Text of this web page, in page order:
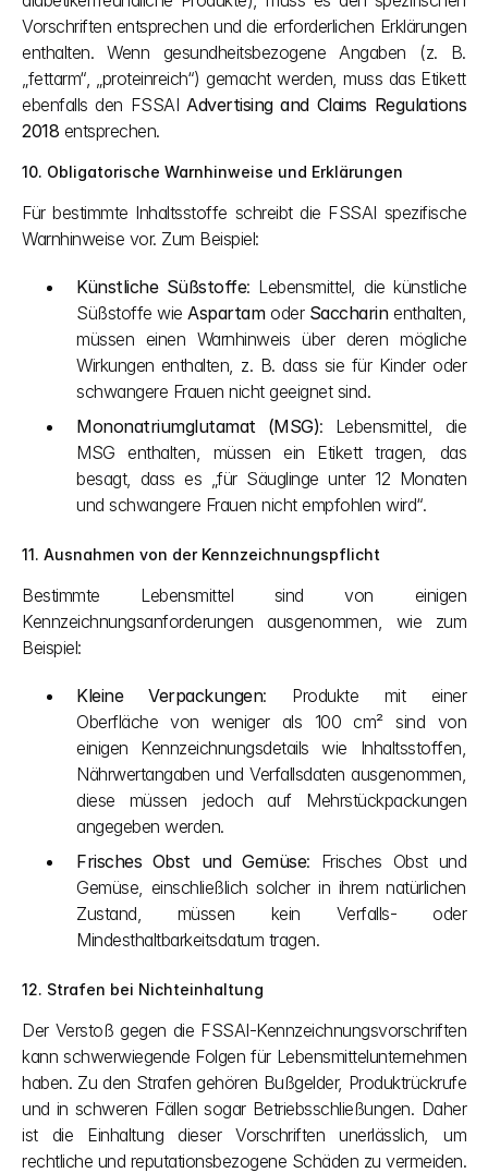
Vorschriften entsprechen und die erforderlichen Erklärungen
enthalten. Wenn gesundheitsbezogene Angaben (z. B.
„fettarm“, „proteinreich“) gemacht werden, muss das Etikett
ebenfalls den FSSAI Advertising and Claims Regulations
2018 entsprechen.
10. Obligatorische Warnhinweise und Erklärungen
Für bestimmte Inhaltsstoffe schreibt die FSSAI spezifische
Warnhinweise vor. Zum Beispiel:
Künstliche Süßstoffe: Lebensmittel, die künstliche
Süßstoffe wie Aspartam oder Saccharin enthalten,
müssen einen Warnhinweis über deren mögliche
Wirkungen enthalten, z. B. dass sie für Kinder oder
schwangere Frauen nicht geeignet sind.
Mononatriumglutamat (MSG): Lebensmittel, die
MSG enthalten, müssen ein Etikett tragen, das
besagt, dass es „für Säuglinge unter 12 Monaten
und schwangere Frauen nicht empfohlen wird“.
11. Ausnahmen von der Kennzeichnungspflicht
Bestimmte Lebensmittel sind von einigen
Kennzeichnungsanforderungen ausgenommen, wie zum
Beispiel:
Kleine Verpackungen: Produkte mit einer
Oberfläche von weniger als 100 cm² sind von
einigen Kennzeichnungsdetails wie Inhaltsstoffen,
Nährwertangaben und Verfallsdaten ausgenommen,
diese müssen jedoch auf Mehrstückpackungen
angegeben werden.
Frisches Obst und Gemüse: Frisches Obst und
Gemüse, einschließlich solcher in ihrem natürlichen
Zustand, müssen kein Verfalls- oder
Mindesthaltbarkeitsdatum tragen.
12. Strafen bei Nichteinhaltung
Der Verstoß gegen die FSSAI-Kennzeichnungsvorschriften
kann schwerwiegende Folgen für Lebensmittelunternehmen
haben. Zu den Strafen gehören Bußgelder, Produktrückrufe
und in schweren Fällen sogar Betriebsschließungen. Daher
ist die Einhaltung dieser Vorschriften unerlässlich, um
rechtliche und reputationsbezogene Schäden zu vermeiden.